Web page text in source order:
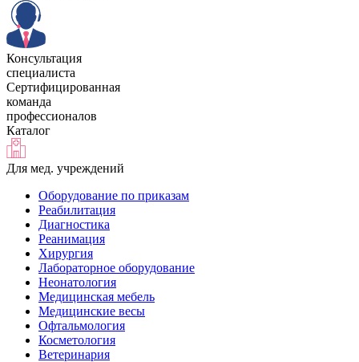
Консультация
специалиста
Сертифицированная
команда
профессионалов
Каталог
Для мед. учреждений
Оборудование по приказам
Реабилитация
Диагностика
Реанимация
Хирургия
Лабораторное оборудование
Неонатология
Медицинская мебель
Медицинские весы
Офтальмология
Косметология
Ветеринария